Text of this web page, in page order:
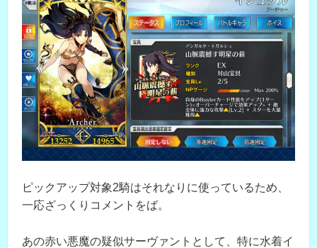
ピックアップ対象2騎はそれなりに使っているため、
一応ざっくりコメントをば。
あの赤い悪魔の疑似サーヴァントとして、特に水着イ